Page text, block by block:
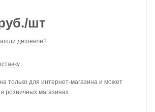
/шт
дешевле?
только для интернет-магазина и может
розничных магазинах